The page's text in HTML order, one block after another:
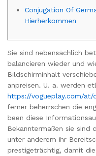
Conjugation Of
Hierherkommen
Sie sind nebensächlich
balancieren wieder und
Bildschirminhalt
anpreisen. U. a. werden
https://vogueplay.com/
ferner beherrschen die
been diese
Bekanntermaßen sie sind
unter anderem ihr
prestigeträchtig, damit